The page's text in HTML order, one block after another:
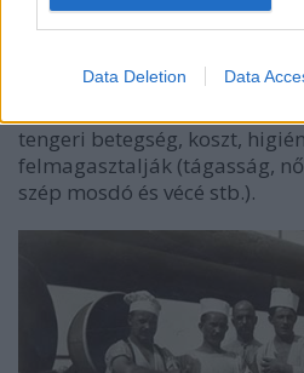
Data Deletion Data
fiktív levelek formájában a
tengeri betegség, koszt,
felmagasztalják (tágasság,
szép mosdó és vécé stb.).